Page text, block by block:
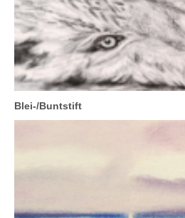
Blei-/Buntstift